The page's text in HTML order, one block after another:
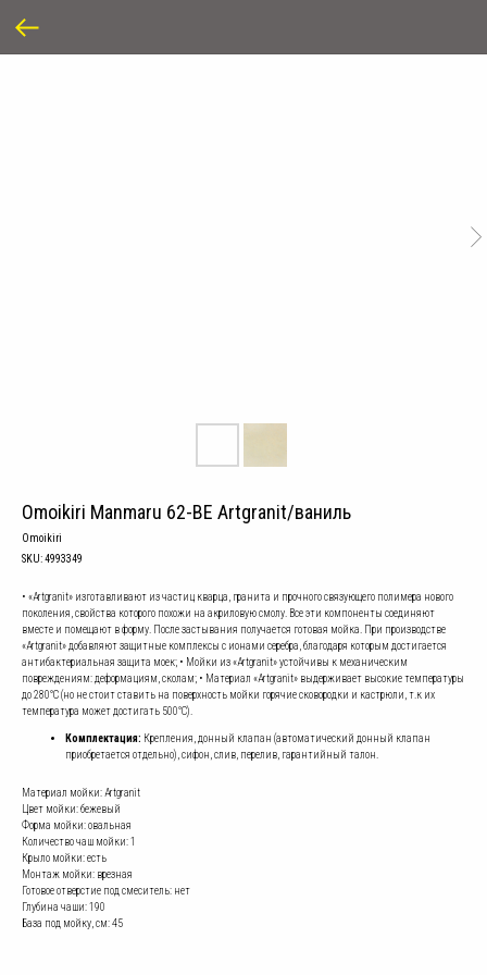
Omoikiri Manmaru 62-BE Artgranit/ваниль
Omoikiri
SKU:4993349
• «Artgranit» изготавливают из частиц кварца, гранита и прочного связующего полимера нового
поколения, свойства которого похожи на акриловую смолу. Все эти компоненты соединяют
вместе и помещают в форму. После застывания получается готовая мойка. При производстве
«Artgranit» добавляют защитные комплексы с ионами серебра, благодаря которым достигается
антибактериальная защита моек; • Мойки из «Artgranit» устойчивы к механическим
повреждениям: деформациям, сколам; • Материал «Artgranit» выдерживает высокие температуры
до 280°С (но не стоит ставить на поверхность мойки горячие сковородки и кастрюли, т.к их
температура может достигать 500°С).
Комплектация: Крепления, донный клапан (автоматический донный клапан
приобретается отдельно), сифон, слив, перелив, гарантийный талон.
Материал мойки: Artgranit
Цвет мойки: бежевый
Форма мойки: овальная
Количество чаш мойки: 1
Крыло мойки: есть
Монтаж мойки: врезная
Готовое отверстие под смеситель: нет
Глубина чаши: 190
База под мойку, см: 45